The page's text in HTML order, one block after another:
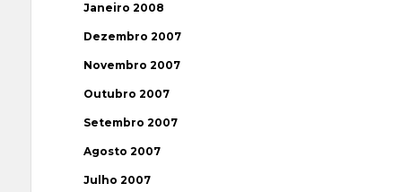
Janeiro 2008
Dezembro 2007
Novembro 2007
Outubro 2007
Setembro 2007
Agosto 2007
Julho 2007